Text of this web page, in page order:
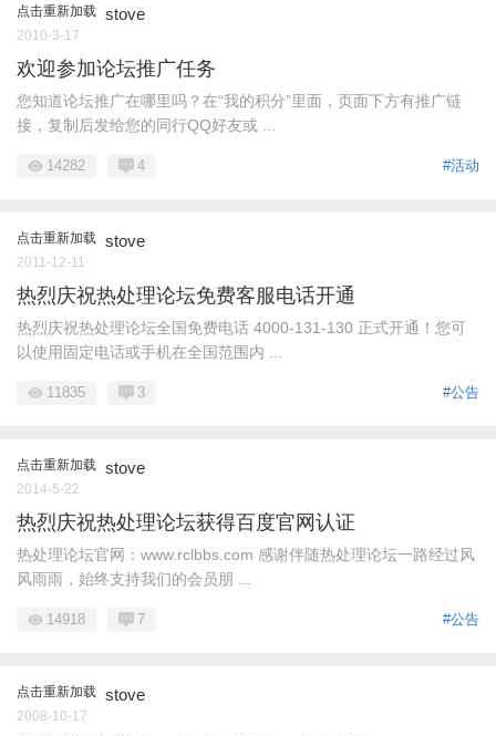
点击重新加载 stove
2010-3-17
欢迎参加论坛推广任务
您知道论坛推广在哪里吗？在“我的积分”里面，页面下方有推广链
接，复制后发给您的同行QQ好友或 ...
#活动
14282 4
点击重新加载 stove
2011-12-11
热烈庆祝热处理论坛免费客服电话开通
热烈庆祝热处理论坛全国免费电话 4000-131-130 正式开通！您可
以使用固定电话或手机在全国范围内 ...
#公告
11835 3
点击重新加载 stove
2014-5-22
热烈庆祝热处理论坛获得百度官网认证
热处理论坛官网：www.rclbbs.com 感谢伴随热处理论坛一路经过风
风雨雨，始终支持我们的会员朋 ...
#公告
14918 7
点击重新加载 stove
2008-10-17